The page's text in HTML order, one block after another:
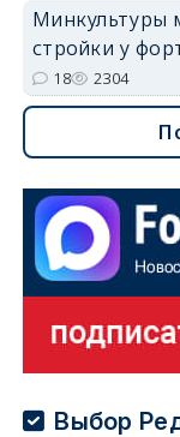
Минкультуры
стройки у
18 2304
Выбор